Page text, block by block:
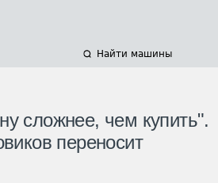
Найти машины
сложнее, чем купить".
переносит